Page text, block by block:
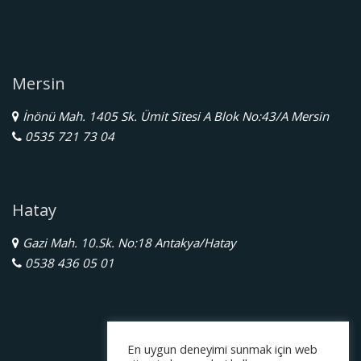
Mersin
İnönü Mah. 1405 Sk. Ümit Sitesi A Blok No:43/A Mersin
0535 721 73 04
Hatay
Gazi Mah. 10.Sk. No:18 Antakya/Hatay
0538 436 05 01
En uygun deneyimi sunmak için web